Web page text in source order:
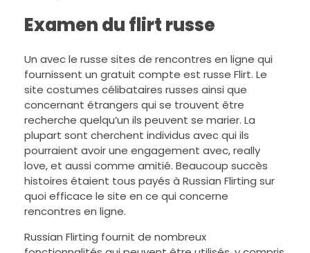
Examen du flirt russe
Un avec le russe sites de rencontres en ligne qui
fournissent un gratuit compte est russe Flirt. Le
site costumes célibataires russes ainsi que
concernant étrangers qui se trouvent être
recherche quelqu’un ils peuvent se marier. La
plupart sont cherchent individus avec qui ils
pourraient avoir une engagement avec, really
love, et aussi comme amitié. Beaucoup succès
histoires étaient tous payés à Russian Flirting sur
quoi efficace le site en ce qui concerne
rencontres en ligne.
Russian Flirting fournit de nombreux